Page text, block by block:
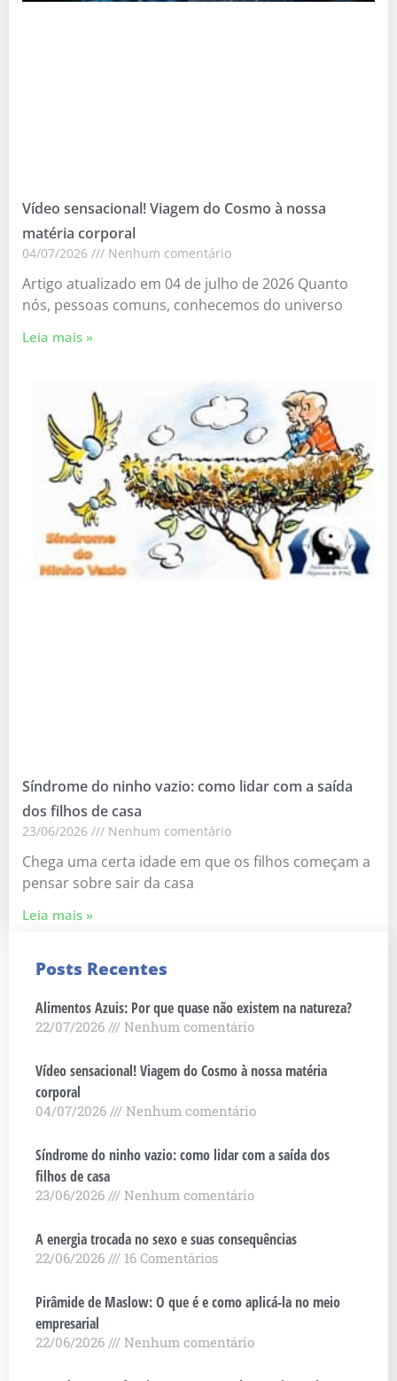
Vídeo sensacional! Viagem do Cosmo à nossa
matéria corporal
04/07/2026 Nenhum comentário
Artigo atualizado em 04 de julho de 2026 Quanto
nós, pessoas comuns, conhecemos do universo
Leia mais »
Síndrome do ninho vazio: como lidar com a saída
dos filhos de casa
23/06/2026 Nenhum comentário
Chega uma certa idade em que os filhos começam a
pensar sobre sair da casa
Leia mais »
Posts Recentes
Alimentos Azuis: Por que quase não existem na natureza?
22/07/2026 Nenhum comentário
Vídeo sensacional! Viagem do Cosmo à nossa matéria
corporal
04/07/2026 Nenhum comentário
Síndrome do ninho vazio: como lidar com a saída dos
filhos de casa
23/06/2026 Nenhum comentário
A energia trocada no sexo e suas consequências
22/06/2026 16 Comentários
Pirâmide de Maslow: O que é e como aplicá-la no meio
empresarial
22/06/2026 Nenhum comentário